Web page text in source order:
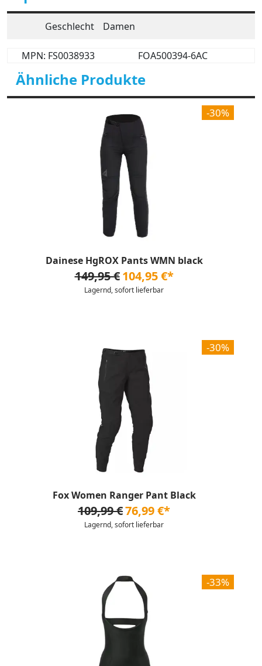
Geschlecht Damen
MPN: FS0038933 FOA500394-6AC
Ähnliche Produkte
-30%
Dainese HgROX Pants WMN black
149,95 € 104,95 €*
Lagernd, sofort lieferbar
-30%
Fox Women Ranger Pant Black
109,99 €76,99 €*
Lagernd, sofort lieferbar
-33%